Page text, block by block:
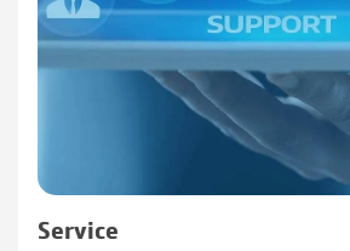
Service